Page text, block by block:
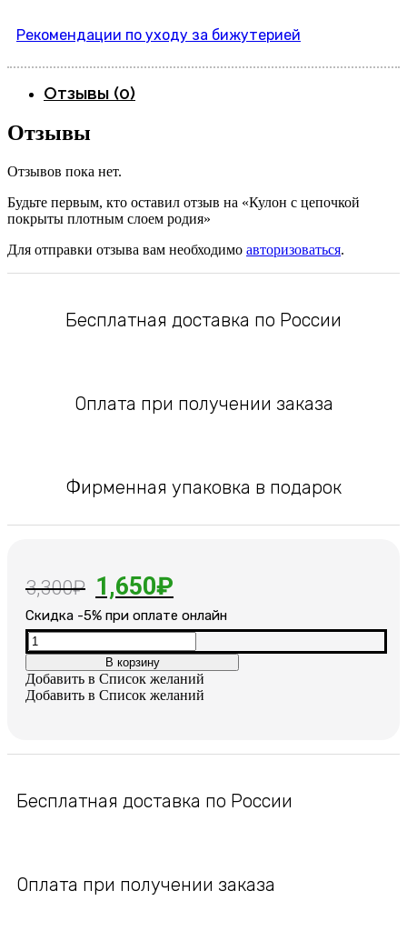
Рекомендации по уходу за бижутерией
Отзывы (0)
Отзывы
Отзывов пока нет.
Будьте первым, кто оставил отзыв на «Кулон с цепочкой
покрыты плотным слоем родия»
Для отправки отзыва вам необходимо авторизоваться.
Бесплатная доставка по России
Оплата при получении заказа
Фирменная упаковка в подарок
3,300₽ Первоначальная
цена
составляла
3,300₽.
1,650₽
цена:
1,650₽.
Cкидка -5% при оплате онлайн
Количество
товара
Кулон
с
цепочкой
слоем
В корзину
Добавить в Список желаний
Добавить в Список желаний
Бесплатная доставка по России
Оплата при получении заказа